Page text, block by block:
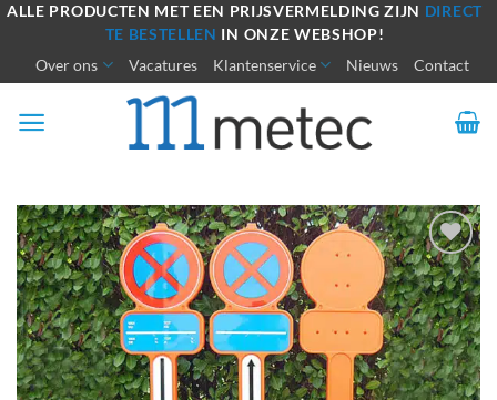
Ga
inhoud
ALLE PRODUCTEN MET EEN PRIJSVERMELDING ZIJN DIRECT
TE BESTELLEN IN ONZE WEBSHOP!
Over ons Vacatures Klantenservice Nieuws Contact